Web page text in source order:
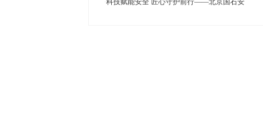
·科技赋能安全 匠心守护前行——北京国石安